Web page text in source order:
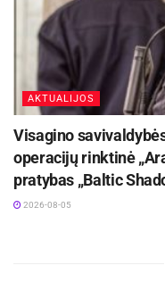
AKTUALIJOS
Visagino
operacijų rinktinė
pratybas „Baltic
2026-08-05